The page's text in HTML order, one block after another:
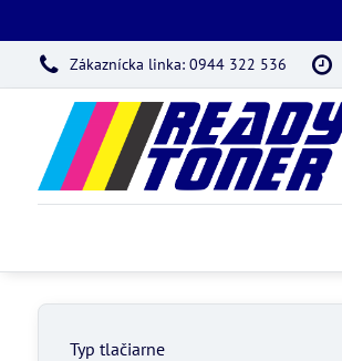
Zákaznícka linka: 0944 322 536
Typ tlačiarne